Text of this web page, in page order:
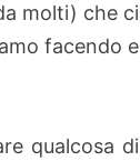
molti) che ci
facendo e
qualcosa di